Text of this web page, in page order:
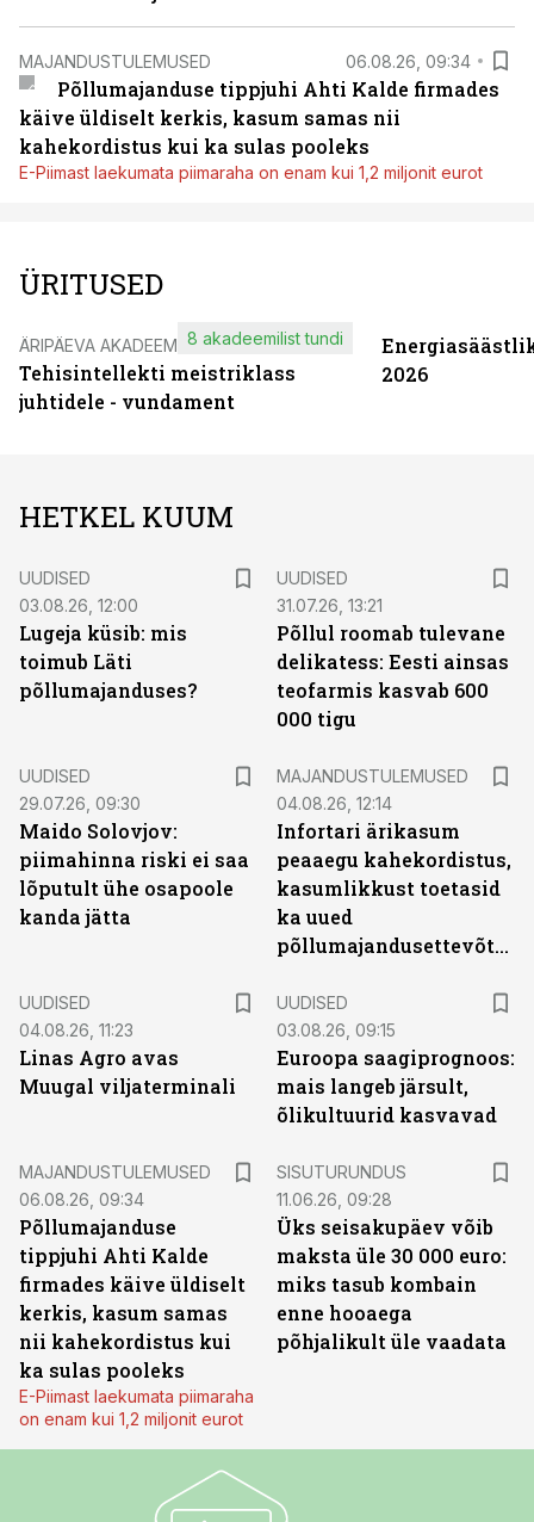
MAJANDUSTULEMUSED 06.08.26, 09:34
Põllumajanduse tippjuhi Ahti Kalde firmades
käive üldiselt kerkis, kasum samas nii
kahekordistus kui ka sulas pooleks
E-Piimast laekumata piimaraha on enam kui 1,2 miljonit eurot
ÜRITUSED
ÄRIPÄEVA AKADEEMIA
Tehisintellekti meistriklass
juhtidele - vundament
8 akadeemilist tundi
2026
HETKEL KUUM
UUDISED
03.08.26, 12:00
Lugeja küsib: mis
toimub Läti
põllumajanduses?
UUDISED
31.07.26, 13:21
Põllul roomab tulevane
delikatess: Eesti ainsas
teofarmis kasvab 600
000 tigu
UUDISED
29.07.26, 09:30
Maido Solovjov:
piimahinna riski ei saa
lõputult ühe osapoole
kanda jätta
MAJANDUSTULEMUSED
04.08.26, 12:14
Infortari ärikasum
peaaegu kahekordistus,
kasumlikkust toetasid
ka uued
põllumajandusettevõtted
UUDISED
04.08.26, 11:23
Linas Agro avas
Muugal viljaterminali
UUDISED
03.08.26, 09:15
Euroopa saagiprognoos:
mais langeb järsult,
õlikultuurid kasvavad
MAJANDUSTULEMUSED
06.08.26, 09:34
Põllumajanduse
tippjuhi Ahti Kalde
firmades käive üldiselt
kerkis, kasum samas
nii kahekordistus kui
ka sulas pooleks
E-Piimast laekumata piimaraha
on enam kui 1,2 miljonit eurot
SISUTURUNDUS
11.06.26, 09:28
Üks seisakupäev võib
maksta üle 30 000 euro:
miks tasub kombain
enne hooaega
põhjalikult üle vaadata